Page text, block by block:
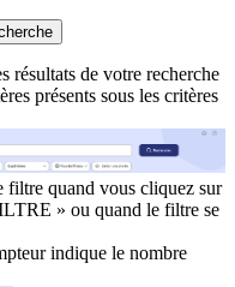
résultats de votre recherche
présents sous les critères
filtre quand vous cliquez sur
» ou quand le filtre se
indique le nombre